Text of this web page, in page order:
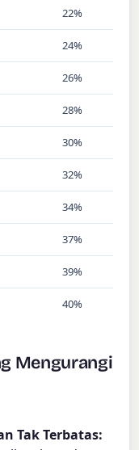
22%
24%
26%
28%
30%
32%
34%
37%
39%
40%
Mengurangi
Tak Terbatas: